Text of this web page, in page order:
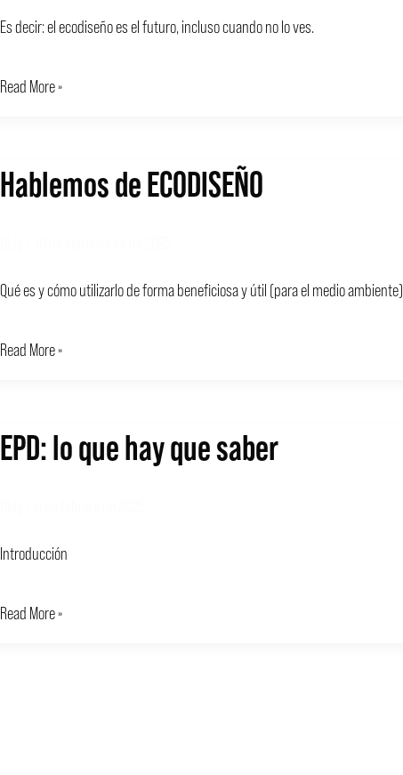
Es decir: el ecodiseño es el futuro, incluso cuando no lo ves.
B
Read More »
Hablemos de ECODISEÑO
Qué es y cómo utilizarlo de forma beneficiosa y útil (para el medio ambiente)
Hablemos
Read More »
EPD: lo que hay que saber
Introducción
EPD:
saber
Read More »